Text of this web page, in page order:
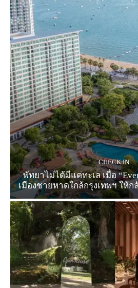
CHECK IN
พัทยาไม่ได้มีแค่ทะเล เมื่อ
เมืองชายหาดใกล้กรุงเทพฯ ให้